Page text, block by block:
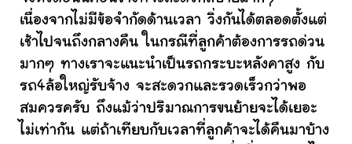
เนื่องจากไม่มีข้อจำกัดด้านเวลา วิ่งกันได้ตลอดตั้งแต่
เช้าไปจนถึงกลางคืน ในกรณีที่ลูกค้าต้องการรถด่วน
มากๆ ทางเราจะแนะนำเป็นรถกระบะหลังคาสูง กับ
รถ4ล้อใหญ่รับจ้าง จะสะดวกและรวดเร็วกว่าพอ
สมควรครับ ถึงแม้ว่าปริมาณการขนย้ายจะได้เยอะ
ไม่เท่ากัน แต่ถ้าเทียบกับเวลาที่ลูกค้าจะได้คืนมาบ้าง